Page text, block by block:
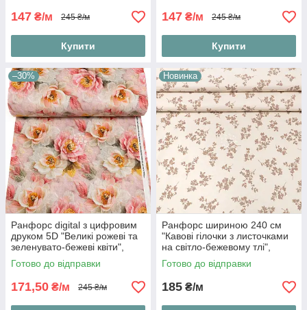
147 ₴/м 245 ₴/м
Купити
147 ₴/м 245 ₴/м
Купити
–30%
Ранфорс digital з цифровим
друком 5D "Великі рожеві та
зеленувато-бежеві квіти",
№5543
Готово до відправки
171,50 ₴/м 245 ₴/м
Новинка
Ранфорс шириною 240 см
"Кавові гілочки з листочками
на світло-бежевому тлі",
№6094
Готово до відправки
185 ₴/м